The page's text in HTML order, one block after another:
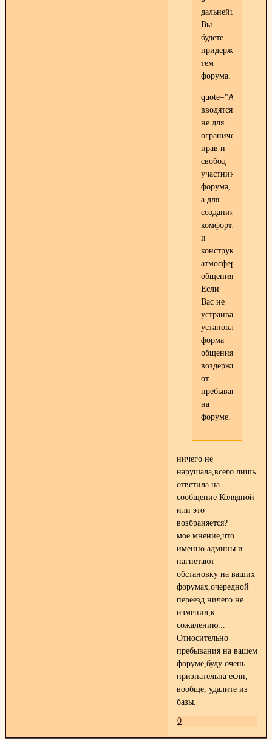
дальнейшем
Вы
будете
придерживаться
тем
форума.
вводятся
не для
ограничения
прав и
свобод
участников
форума,
а для
создания
комфортной
и
конструктивной
атмосферы
общения!
Если
Вас не
устраивает
установленная
форма
общения,
воздержитесь
от
пребывания
на
форуме.
ничего не
нарушала,всего лишь
ответила на
сообщение Колядной
или это
возбраняется?
мое мнение,что
именно админы и
нагнетают
обстановку на ваших
форумах,очередной
переезд ничего не
изменил,к
сожалению...
Относительно
пребывания на вашем
форуме,буду очень
признательна если,
вообще, удалите из
базы.
0